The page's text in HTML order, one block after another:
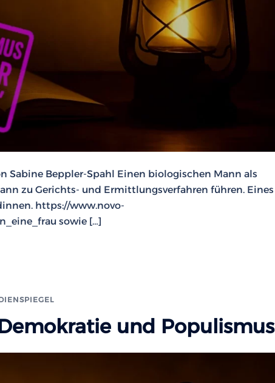
Sabine Beppler-Spahl Einen biologischen Mann als
zu Gerichts- und Ermittlungsverfahren führen. Eines
https://www.novo-
sowie […]
und Populismus